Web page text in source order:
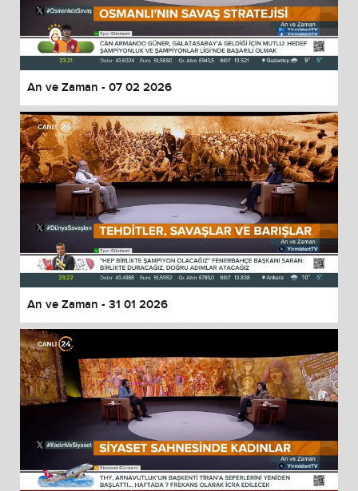
An ve Zaman - 07 02 2026
An ve Zaman - 31 01 2026